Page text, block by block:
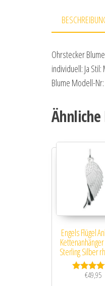
Ohrstecker
individuell: Ja
Blume Modell-Nr:
Engels Flügel
Sterling Silber
Bewertet
€49,95